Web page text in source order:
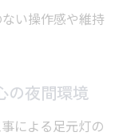
い操作感や維持
の夜間環境
による足元灯の